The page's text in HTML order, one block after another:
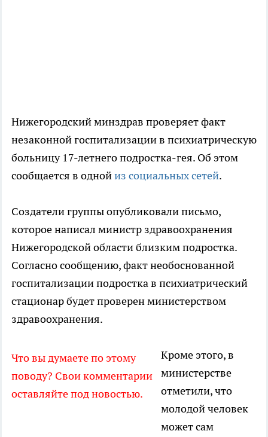
Нижегородский минздрав проверяет факт
незаконной госпитализации в психиатрическую
больницу 17-летнего подростка-гея. Об этом
сообщается в однойиз социальных сетей.
Создатели группы опубликовали письмо,
которое написал министр здравоохранения
Нижегородской области близким подростка.
Согласно сообщению, факт необоснованной
госпитализации подростка в психиатрический
стационар будет проверен министерством
здравоохранения.
Что вы думаете по этому
поводу? Свои комментарии
оставляйте под новостью.
Кроме этого, в
министерстве
отметили, что
молодой человек
может сам